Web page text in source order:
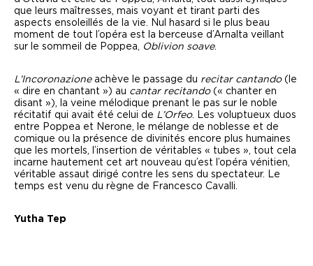
que leurs maîtresses, mais voyant et tirant parti des
aspects ensoleillés de la vie. Nul hasard si le plus beau
moment de tout l’opéra est la berceuse d’Arnalta veillant
sur le sommeil de Poppea,
Oblivion soave.
L’Incoronazioneachève le passage du recitar cantando(le
« dire en chantant ») au cantar recitando(« chanter en
disant »), la veine mélodique prenant le pas sur le noble
récitatif qui avait été celui de L’Orfeo. Les voluptueux duos
entre Poppea et Nerone, le mélange de noblesse et de
comique ou la présence de divinités encore plus humaines
que les mortels, l’insertion de véritables « tubes », tout cela
incarne hautement cet art nouveau qu’est l’opéra vénitien,
véritable assaut dirigé contre les sens du spectateur. Le
temps est venu du règne de Francesco Cavalli.
Yutha Tep